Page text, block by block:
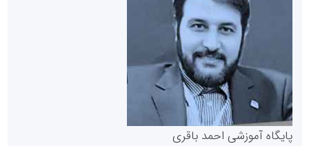
پایگاه آموزشی احمد باقری